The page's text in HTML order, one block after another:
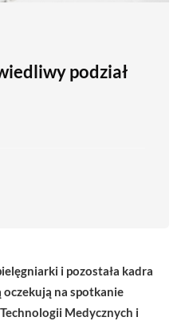
podział
i pozostała kadra
na spotkanie
Medycznych i